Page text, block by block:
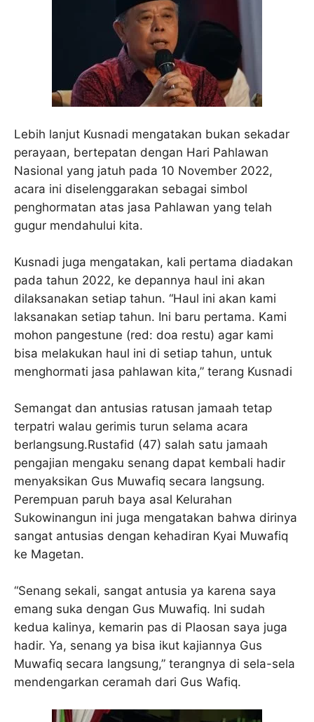
Lebih lanjut Kusnadi mengatakan bukan sekadar
perayaan, bertepatan dengan Hari Pahlawan
Nasional yang jatuh pada 10 November 2022,
acara ini diselenggarakan sebagai simbol
penghormatan atas jasa Pahlawan yang telah
gugur mendahului kita.
Kusnadi juga mengatakan, kali pertama diadakan
pada tahun 2022, ke depannya haul ini akan
dilaksanakan setiap tahun. “Haul ini akan kami
laksanakan setiap tahun. Ini baru pertama. Kami
mohon pangestune (red: doa restu) agar kami
bisa melakukan haul ini di setiap tahun, untuk
menghormati jasa pahlawan kita,” terang Kusnadi
Semangat dan antusias ratusan jamaah tetap
terpatri walau gerimis turun selama acara
berlangsung.Rustafid (47) salah satu jamaah
pengajian mengaku senang dapat kembali hadir
menyaksikan Gus Muwafiq secara langsung.
Perempuan paruh baya asal Kelurahan
Sukowinangun ini juga mengatakan bahwa dirinya
sangat antusias dengan kehadiran Kyai Muwafiq
ke Magetan.
“Senang sekali, sangat antusia ya karena saya
emang suka dengan Gus Muwafiq. Ini sudah
kedua kalinya, kemarin pas di Plaosan saya juga
hadir. Ya, senang ya bisa ikut kajiannya Gus
Muwafiq secara langsung,” terangnya di sela-sela
mendengarkan ceramah dari Gus Wafiq.